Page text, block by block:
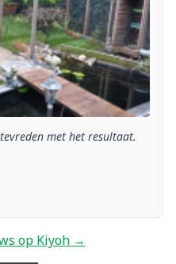
met het resultaat.
op Kiyoh →